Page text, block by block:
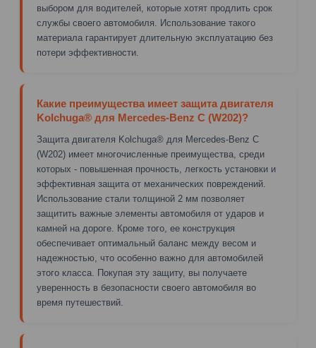
выбором для водителей, которые хотят продлить срок
службы своего автомобиля. Использование такого
материала гарантирует длительную эксплуатацию без
потери эффективности.
Какие преимущества имеет защита двигателя
Kolchuga® для Mercedes-Benz C (W202)?
Защита двигателя Kolchuga® для Mercedes-Benz C
(W202) имеет многочисленные преимущества, среди
которых - повышенная прочность, легкость установки и
эффективная защита от механических повреждений.
Использование стали толщиной 2 мм позволяет
защитить важные элементы автомобиля от ударов и
камней на дороге. Кроме того, ее конструкция
обеспечивает оптимальный баланс между весом и
надежностью, что особенно важно для автомобилей
этого класса. Покупая эту защиту, вы получаете
уверенность в безопасности своего автомобиля во
время путешествий.